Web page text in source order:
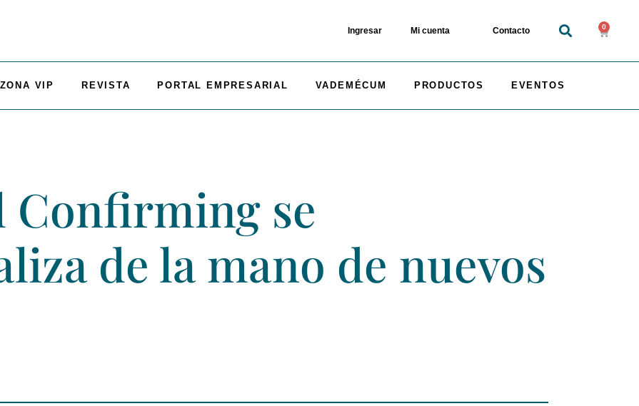
Ingresar Mi cuenta Contacto 0
ZONA VIP REVISTA PORTAL EMPRESARIAL VADEMÉCUM PRODUCTOS EVENTOS
Confirming se
de la mano de nuevos